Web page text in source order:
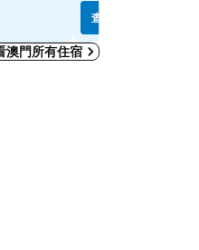
查看價格
澳門所有住宿